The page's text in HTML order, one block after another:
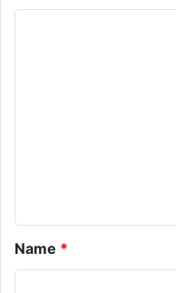
Name *